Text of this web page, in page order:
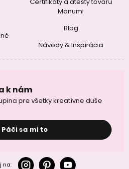
Manumi
Blog
Návody & Inšpirácia
k nám
pre všetky kreatívne duše
Páči sa mi to
na: